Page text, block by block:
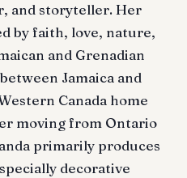
and storyteller. Her
by faith, love, nature,
and Grenadian
Jamaica and
Canada home
moving from Ontario
primarily produces
decorative